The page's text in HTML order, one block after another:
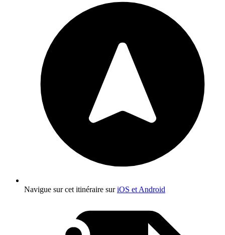
Navigue sur cet itinéraire suriOS et Android